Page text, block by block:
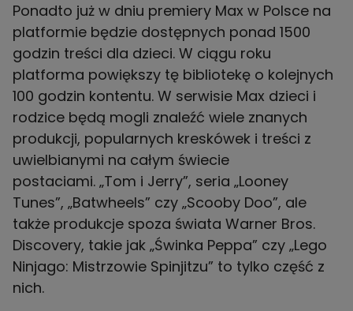
Ponadto już w dniu premiery Max w Polsce na
platformie będzie dostępnych ponad 1500
godzin treści dla dzieci. W ciągu roku
platforma powiększy tę bibliotekę o kolejnych
100 godzin kontentu. W serwisie Max dzieci i
rodzice będą mogli znaleźć wiele znanych
produkcji, popularnych kreskówek i treści z
uwielbianymi na całym świecie
postaciami. „Tom i Jerry”, seria „Looney
Tunes”, „Batwheels” czy „Scooby Doo”, ale
także produkcje spoza świata Warner Bros.
Discovery, takie jak „Świnka Peppa” czy „Lego
Ninjago: Mistrzowie Spinjitzu” to tylko część z
nich.